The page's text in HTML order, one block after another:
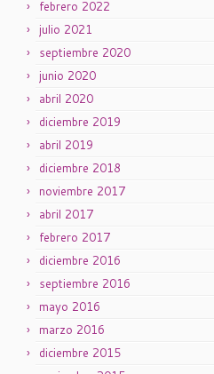
febrero 2022
julio 2021
septiembre 2020
junio 2020
abril 2020
diciembre 2019
abril 2019
diciembre 2018
noviembre 2017
abril 2017
febrero 2017
diciembre 2016
septiembre 2016
mayo 2016
marzo 2016
diciembre 2015